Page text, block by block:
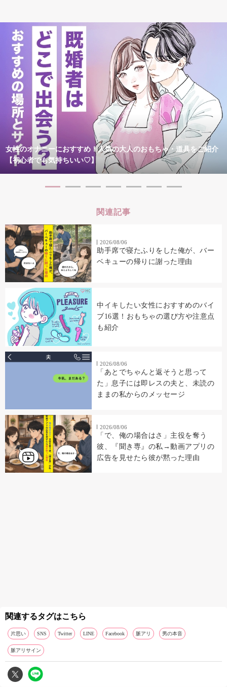
女性のオナニーにおすすめ！人気の大人のおもちゃ・道具をご紹介
【初心者でも気持ちいい♡】
関連記事
2026/08/06
助手席で寝たふりをした俺が、バー
ベキューの帰りに謝った理由
中イキしたい女性におすすめのバイ
ブ16選！おもちゃの選び方や注意点
も紹介
2026/08/06
「あとでちゃんと返そうと思って
た」息子には即レスの夫と、未読の
ままの私からのメッセージ
2026/08/06
「で、俺の場合はさ」主役を奪う
彼、『聞き専』の私→動画アプリの
広告を見せたら彼が黙った理由
関連するタグはこちら
片思い SNS Twitter LINE Facebook 脈アリ 男の本音
脈アリサイン